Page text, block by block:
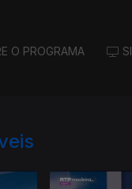
O PROGRAMA